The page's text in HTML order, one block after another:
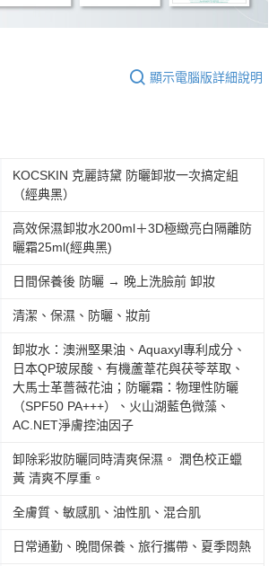
顯示電腦版詳細說明
KOCSKIN 克麗詩黛 防曬卸妝一次搞定組
（經典黑）
高效保濕卸妝水200ml＋3D極緻亮白隔離防
曬霜25ml(經典黑)
日間保養後 防曬 → 晚上洗臉前 卸妝
清潔、保濕、防曬、妝前
卸妝水：澳洲堅果油、Aquaxyl專利成分、
日本QP玻尿酸、有機蘆葦花與茯苓萃取、
大馬士革薔薇花油；防曬霜：物理性防曬
（SPF50 PA+++）、火山湖藍色微藻、
AC.NET淨膚控油因子
卸除彩妝防曬同時清爽保濕。 潤色校正蠟
黃 清爽不厚重。
全膚質、敏感肌、油性肌、混合肌
日常通勤、晚間保養、旅行攜帶、夏季悶熱